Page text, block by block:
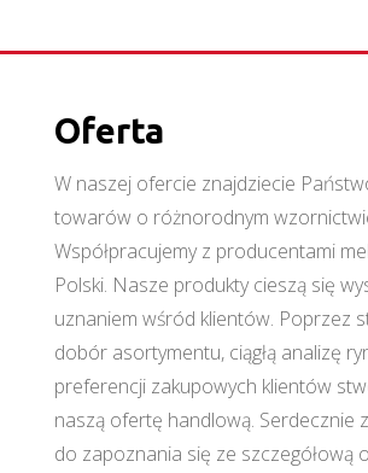
Oferta
W naszej ofercie znajdziecie
towarów o różnorodnym
Współpracujemy z producentami
Polski. Nasze produkty cieszą się
uznaniem wśród klientów. Poprzez
dobór asortymentu, ciągłą analizę
preferencji zakupowych klientów
naszą ofertę handlową. Serdecznie
do zapoznania się ze szczegółową